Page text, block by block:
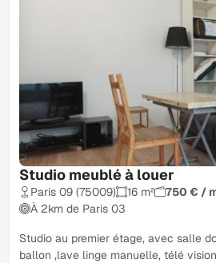
Studio meublé à louer
Paris 09 (75009) 16 m²
750 € /
À 2km de Paris 03
Studio au premier étage, avec salle
ballon ,lave linge manuelle, télé